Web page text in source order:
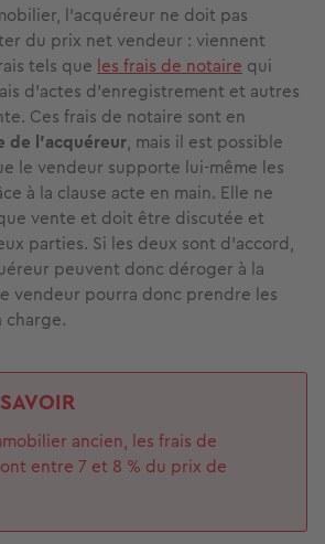
l’acquéreur ne doit pas
du prix net vendeur : viennent
tels que les frais de notaire qui
d’actes d’enregistrement et autres
Ces frais de notaire sont en
de l’acquéreur, mais il est possible
le vendeur supporte lui-même les
à la clause acte en main. Elle ne
vente et doit être discutée et
parties. Si les deux sont d’accord,
peuvent donc déroger à la
vendeur pourra donc prendre les
charge.
ancien, les frais de
entre 7 et 8 % du prix de